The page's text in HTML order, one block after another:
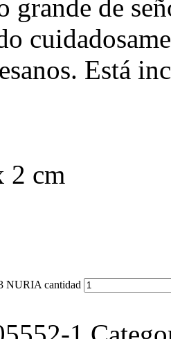
grande de
Está
2 cm
NURIA cantidad